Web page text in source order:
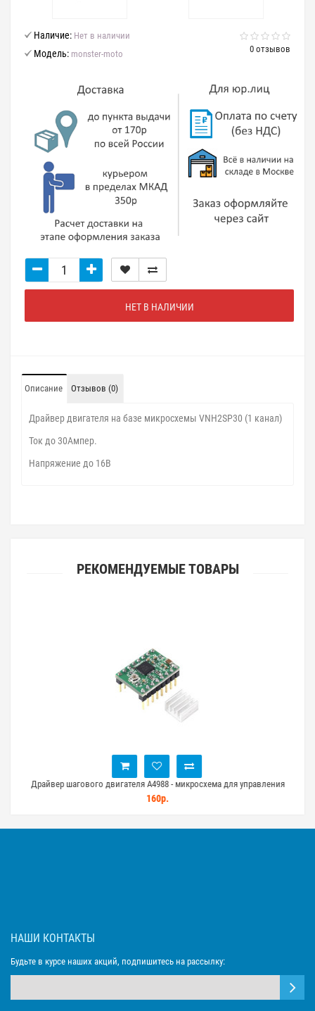
0 отзывов
Наличие: Нет в наличии
Модель: monster-moto
НЕТ В НАЛИЧИИ
Описание Отзывов (0)
Драйвер двигателя на базе микросхемы VNH2SP30 (1 канал)
Ток до 30Ампер.
Напряжение до 16В
РЕКОМЕНДУЕМЫЕ ТОВАРЫ
Драйвер шагового двигателя A4988 - микросхема для управления
шаговиками
160р.
НАШИ КОНТАКТЫ
Будьте в курсе наших акций, подпишитесь на рассылку: